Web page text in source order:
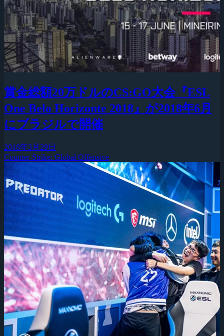
賞金総額20万ドルのCS:GO大会『ESL
One Belo Horizonte 2018』が2018年6月
にブラジルで開催
2018年3月29日
Counter-Strike: Global Offensive